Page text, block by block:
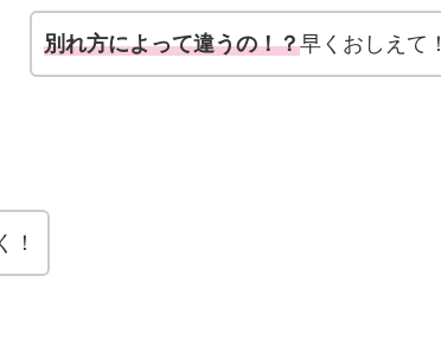
別れ方によって違うの！？早くおしえて！
！